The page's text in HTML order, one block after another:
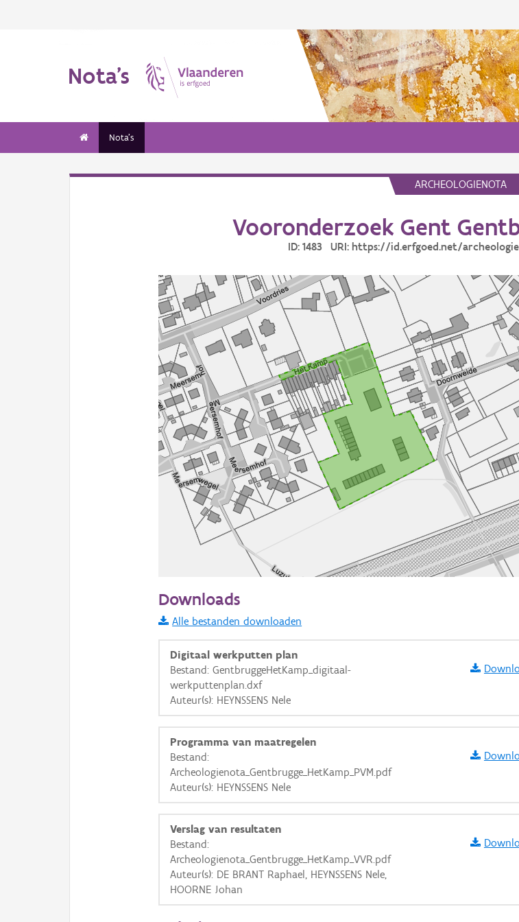
Nota's
Nota's
ARCHEOLOGIENOTA
Vooronderzoek Gent
ID: 1483 URI: https://id.erfgoed.net/
Informatie Vlaanderen
i
+ −
Basis Lagen
Ortho
GRB-Basiskaart
GRB-Basiskaart in grijswaarden
Downloads
Alle bestanden downloaden
Digitaal werkputten plan
Bestand: GentbruggeHetKamp_digitaal-
werkputtenplan.dxf
Auteur(s): HEYNSSENS Nele
Programma van maatregelen
Bestand:
Archeologienota_Gentbrugge_HetKamp_PVM.pdf
Auteur(s): HEYNSSENS Nele
Verslag van resultaten
Bestand:
Archeologienota_Gentbrugge_HetKamp_VVR.pdf
Auteur(s): DE BRANT Raphael, HEYNSSENS Nele,
HOORNE Johan